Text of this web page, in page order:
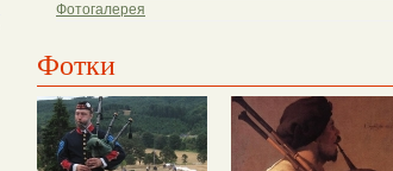
Фотогалерея
Фотки